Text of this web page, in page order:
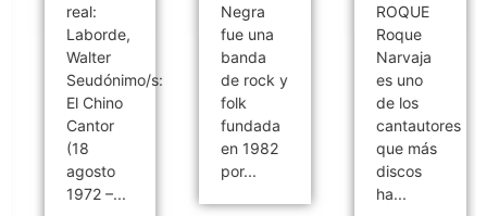
real:
Laborde,
Walter
Seudónimo/s:
El Chino
Cantor
(18
agosto
1972 –...
Negra
fue una
banda
de rock y
folk
fundada
en 1982
por...
ROQUE
Roque
Narvaja
es uno
de los
cantautores
que más
discos
ha...